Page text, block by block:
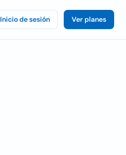
Inicio de sesión Ver planes